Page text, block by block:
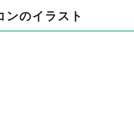
ンのイラスト